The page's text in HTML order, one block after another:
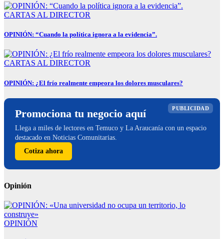
CARTAS AL DIRECTOR
OPINIÓN: “Cuando la política ignora a la evidencia”.
CARTAS AL DIRECTOR
OPINIÓN: ¿El frío realmente empeora los dolores musculares?
PUBLICIDAD
Promociona tu negocio aquí
Llega a miles de lectores en Temuco y La Araucanía con un espacio
destacado en Noticias Comunitarias.
Cotiza ahora
Opinión
OPINIÓN